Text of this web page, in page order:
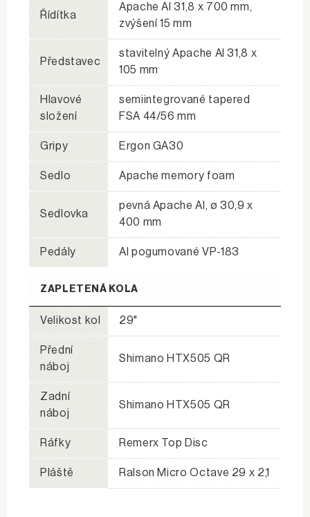
Řídítka
Apache Al 31,8 x 700 mm,
zvýšení 15 mm
Představec
stavitelný Apache Al 31,8 x
105 mm
Hlavové
složení
semiintegrované tapered
FSA 44/56 mm
Gripy Ergon GA30
Sedlo Apache memory foam
Sedlovka
pevná Apache Al, ø 30,9 x
400 mm
Pedály Al pogumované VP-183
ZAPLETENÁ KOLA
Velikost kol 29"
Přední
náboj
Shimano HTX505 QR
Zadní
náboj
Shimano HTX505 QR
Ráfky Remerx Top Disc
Pláště Ralson Micro Octave 29 x 2,1